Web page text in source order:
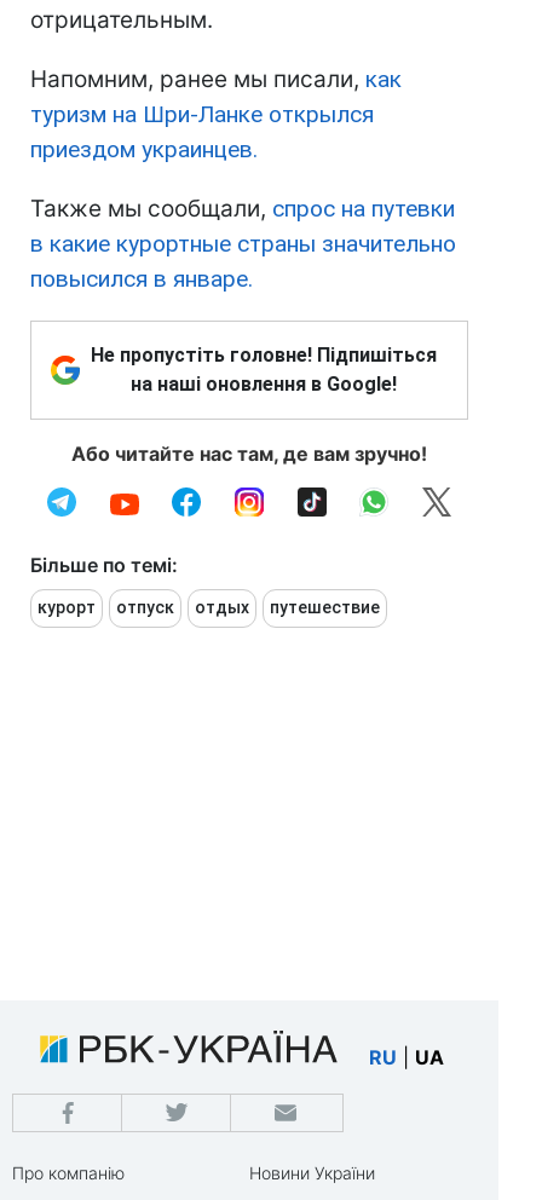
отрицательным.
Напомним, ранее мы писали, как
туризм на Шри-Ланке открылся
приездом украинцев.
Также мы сообщали, спрос на путевки
в какие курортные страны значительно
повысился в январе.
Не пропустіть головне! Підпишіться
на наші оновлення в Google!
Або читайте нас там, де вам зручно!
Більше по темі:
курорт отпуск отдых путешествие
RU UA
Про компанію
Новини України